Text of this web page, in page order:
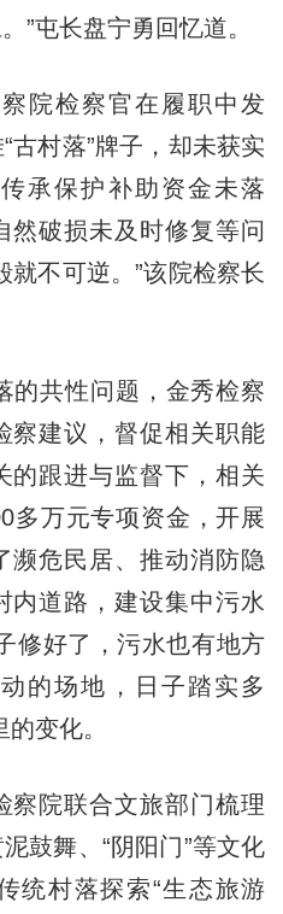
”屯长盘宁勇回忆道。
检察官在履职中发
古村落”牌子，却未获实
承保护补助资金未落
然破损未及时修复等问
就不可逆。”该院检察长
共性问题，金秀检察
察建议，督促相关职能
的跟进与监督下，相关
多万元专项资金，开展
濒危民居、推动消防隐
内道路，建设集中污水
修好了，污水也有地方
的场地，日子踏实多
变化。
院联合文旅部门梳理
鼓舞、“阴阳门”等文化
统村落探索“生态旅游